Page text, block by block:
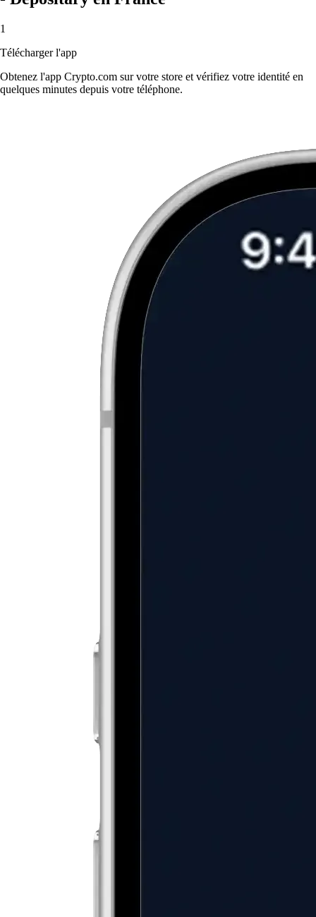
1
Télécharger l'app
Obtenez l'app Crypto.com sur votre store et vérifiez votre identité en
quelques minutes depuis votre téléphone.